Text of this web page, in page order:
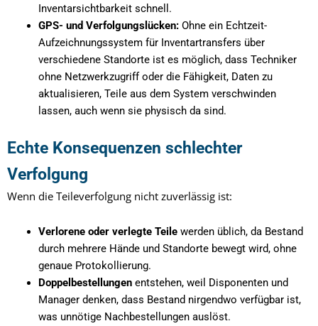
Inventarsichtbarkeit schnell.
GPS- und Verfolgungslücken:Ohne ein Echtzeit-
Aufzeichnungssystem für Inventartransfers über
verschiedene Standorte ist es möglich, dass Techniker
ohne Netzwerkzugriff oder die Fähigkeit, Daten zu
aktualisieren, Teile aus dem System verschwinden
lassen, auch wenn sie physisch da sind.
Echte Konsequenzen schlechter
Verfolgung
Wenn die Teileverfolgung nicht zuverlässig ist:
Verlorene oder verlegte Teilewerden üblich, da Bestand
durch mehrere Hände und Standorte bewegt wird, ohne
genaue Protokollierung.
Doppelbestellungenentstehen, weil Disponenten und
Manager denken, dass Bestand nirgendwo verfügbar ist,
was unnötige Nachbestellungen auslöst.